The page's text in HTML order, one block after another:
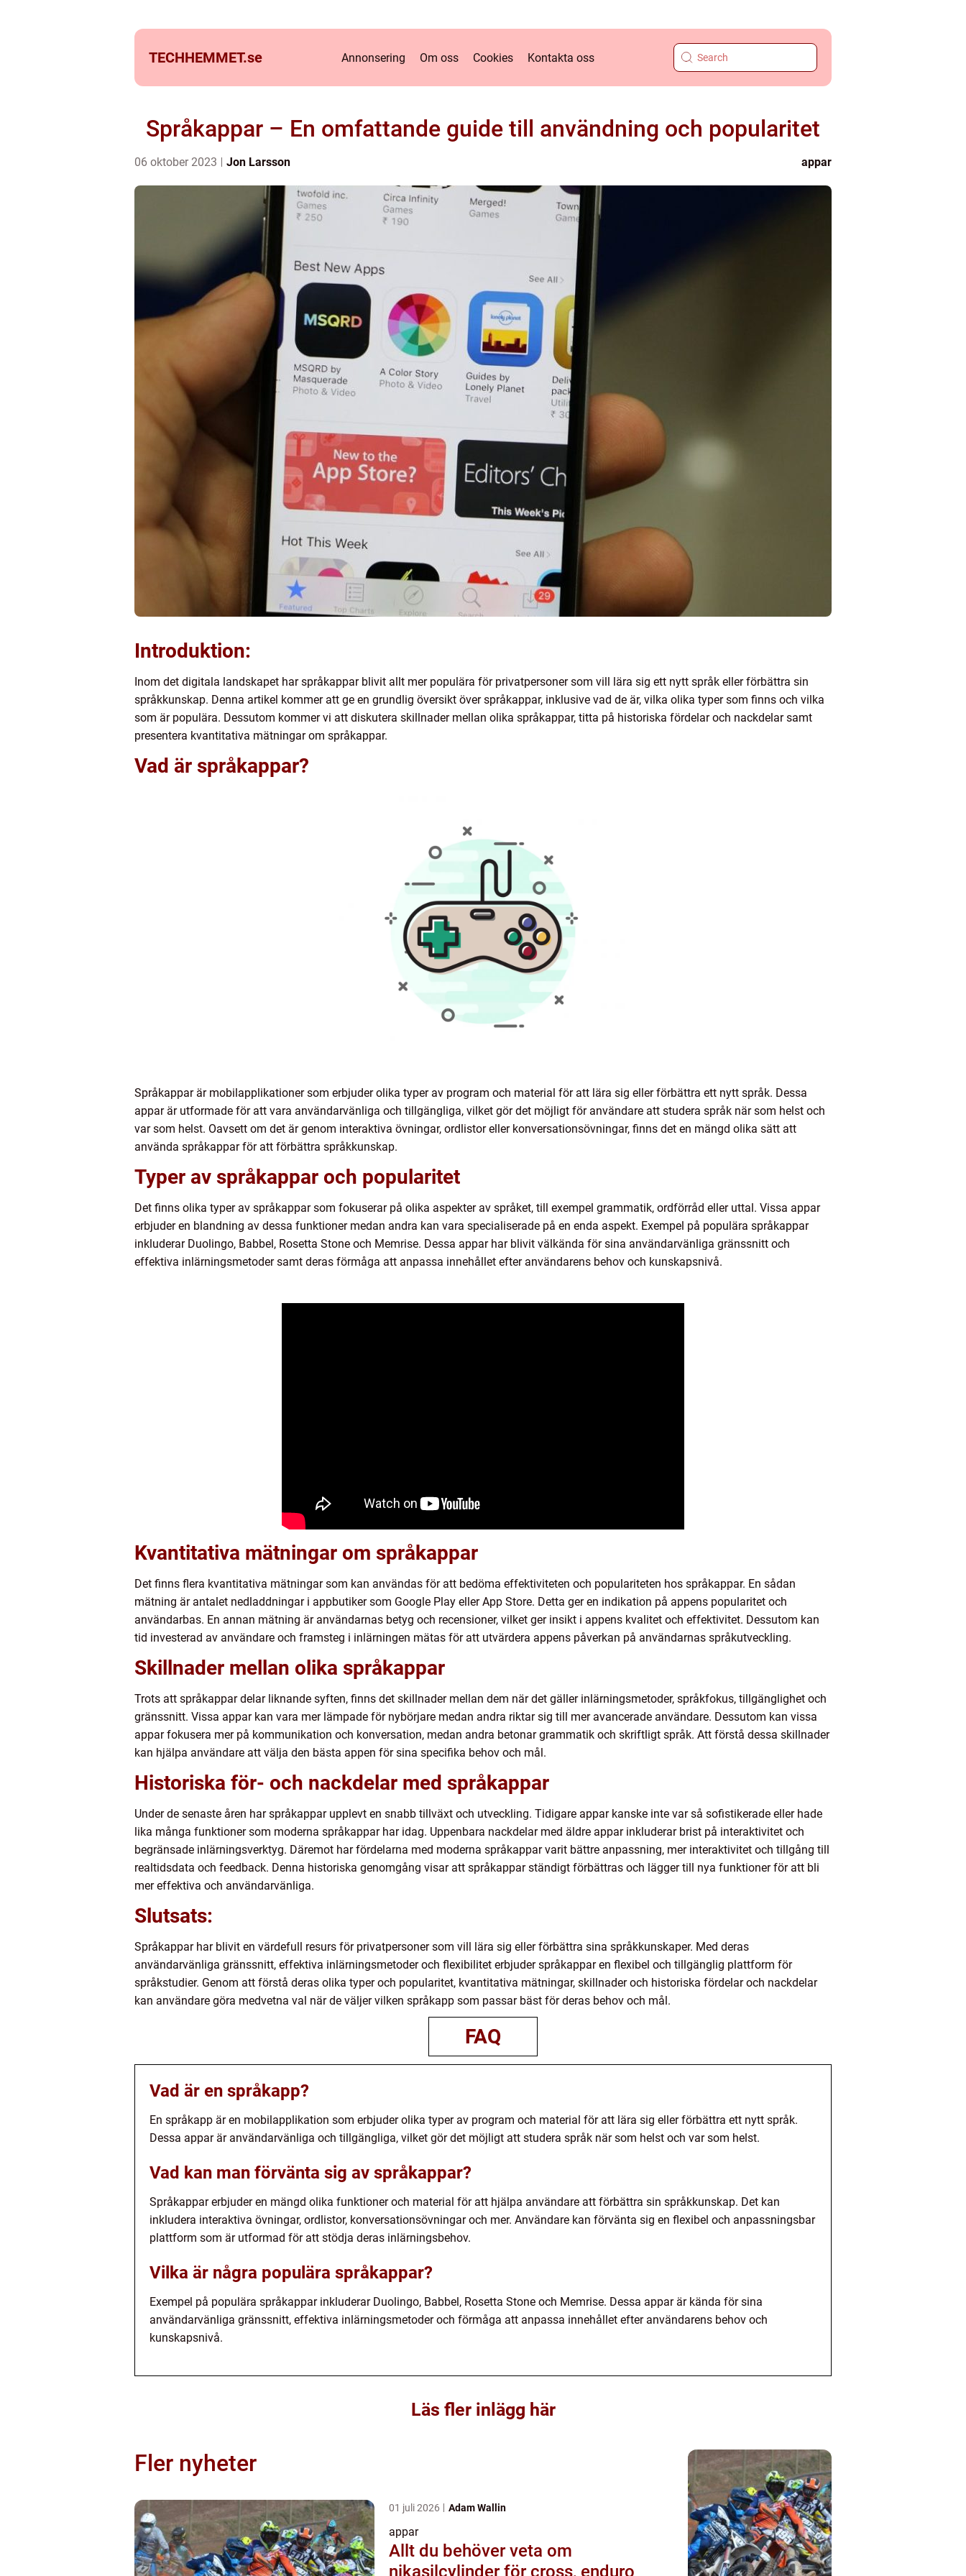
TECHHEMMET.se Annonsering Om oss Cookies Kontakta oss
Språkappar – En omfattande guide till användning och popularitet
06 oktober 2023 Jon Larsson appar
Introduktion:
Inom det digitala landskapet har språkappar blivit allt mer populära för privatpersoner som vill lära sig ett nytt språk eller förbättra sin
språkkunskap. Denna artikel kommer att ge en grundlig översikt över språkappar, inklusive vad de är, vilka olika typer som finns och vilka
som är populära. Dessutom kommer vi att diskutera skillnader mellan olika språkappar, titta på historiska fördelar och nackdelar samt
presentera kvantitativa mätningar om språkappar.
Vad är språkappar?
Språkappar är mobilapplikationer som erbjuder olika typer av program och material för att lära sig eller förbättra ett nytt språk. Dessa
appar är utformade för att vara användarvänliga och tillgängliga, vilket gör det möjligt för användare att studera språk när som helst och
var som helst. Oavsett om det är genom interaktiva övningar, ordlistor eller konversationsövningar, finns det en mängd olika sätt att
använda språkappar för att förbättra språkkunskap.
Typer av språkappar och popularitet
Det finns olika typer av språkappar som fokuserar på olika aspekter av språket, till exempel grammatik, ordförråd eller uttal. Vissa appar
erbjuder en blandning av dessa funktioner medan andra kan vara specialiserade på en enda aspekt. Exempel på populära språkappar
inkluderar Duolingo, Babbel, Rosetta Stone och Memrise. Dessa appar har blivit välkända för sina användarvänliga gränssnitt och
effektiva inlärningsmetoder samt deras förmåga att anpassa innehållet efter användarens behov och kunskapsnivå.
Kvantitativa mätningar om språkappar
Det finns flera kvantitativa mätningar som kan användas för att bedöma effektiviteten och populariteten hos språkappar. En sådan
mätning är antalet nedladdningar i appbutiker som Google Play eller App Store. Detta ger en indikation på appens popularitet och
användarbas. En annan mätning är användarnas betyg och recensioner, vilket ger insikt i appens kvalitet och effektivitet. Dessutom kan
tid investerad av användare och framsteg i inlärningen mätas för att utvärdera appens påverkan på användarnas språkutveckling.
Skillnader mellan olika språkappar
Trots att språkappar delar liknande syften, finns det skillnader mellan dem när det gäller inlärningsmetoder, språkfokus, tillgänglighet och
gränssnitt. Vissa appar kan vara mer lämpade för nybörjare medan andra riktar sig till mer avancerade användare. Dessutom kan vissa
appar fokusera mer på kommunikation och konversation, medan andra betonar grammatik och skriftligt språk. Att förstå dessa skillnader
kan hjälpa användare att välja den bästa appen för sina specifika behov och mål.
Historiska för- och nackdelar med språkappar
Under de senaste åren har språkappar upplevt en snabb tillväxt och utveckling. Tidigare appar kanske inte var så sofistikerade eller hade
lika många funktioner som moderna språkappar har idag. Uppenbara nackdelar med äldre appar inkluderar brist på interaktivitet och
begränsade inlärningsverktyg. Däremot har fördelarna med moderna språkappar varit bättre anpassning, mer interaktivitet och tillgång till
realtidsdata och feedback. Denna historiska genomgång visar att språkappar ständigt förbättras och lägger till nya funktioner för att bli
mer effektiva och användarvänliga.
Slutsats:
Språkappar har blivit en värdefull resurs för privatpersoner som vill lära sig eller förbättra sina språkkunskaper. Med deras
användarvänliga gränssnitt, effektiva inlärningsmetoder och flexibilitet erbjuder språkappar en flexibel och tillgänglig plattform för
språkstudier. Genom att förstå deras olika typer och popularitet, kvantitativa mätningar, skillnader och historiska fördelar och nackdelar
kan användare göra medvetna val när de väljer vilken språkapp som passar bäst för deras behov och mål.
FAQ
Vad är en språkapp?
En språkapp är en mobilapplikation som erbjuder olika typer av program och material för att lära sig eller förbättra ett nytt språk.
Dessa appar är användarvänliga och tillgängliga, vilket gör det möjligt att studera språk när som helst och var som helst.
Vad kan man förvänta sig av språkappar?
Språkappar erbjuder en mängd olika funktioner och material för att hjälpa användare att förbättra sin språkkunskap. Det kan
inkludera interaktiva övningar, ordlistor, konversationsövningar och mer. Användare kan förvänta sig en flexibel och anpassningsbar
plattform som är utformad för att stödja deras inlärningsbehov.
Vilka är några populära språkappar?
Exempel på populära språkappar inkluderar Duolingo, Babbel, Rosetta Stone och Memrise. Dessa appar är kända för sina
användarvänliga gränssnitt, effektiva inlärningsmetoder och förmåga att anpassa innehållet efter användarens behov och
kunskapsnivå.
Läs fler inlägg här
Fler nyheter
01 juli 2026 Adam Wallin
appar
Allt du behöver veta om
nikasilcylinder för cross, enduro